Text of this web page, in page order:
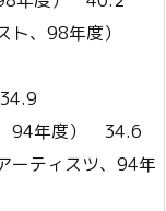
ト、98年度）
94年度） 34.6
ーティスツ、94年